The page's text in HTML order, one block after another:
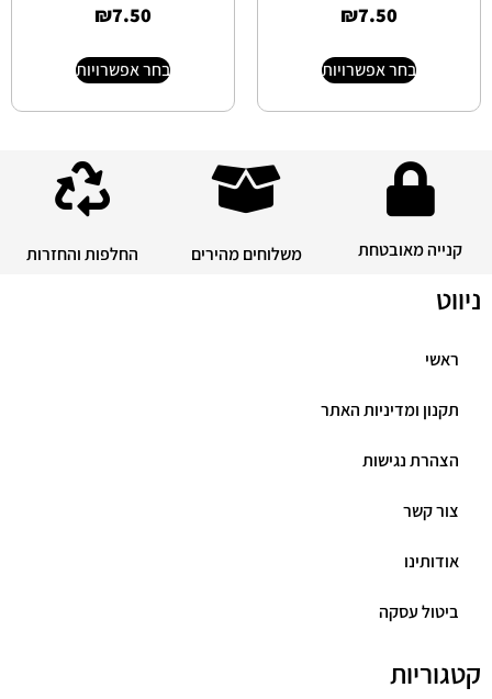
₪7.50
בחר אפשרויות
₪7.50
בחר אפשרויות
קנייה מאובטחת משלוחים מהירים החלפות והחזרות
ניווט
ראשי
תקנון ומדיניות האתר
הצהרת נגישות
צור קשר
אודותינו
ביטול עסקה
קטגוריות